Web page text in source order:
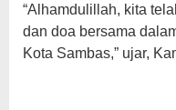
“Alhamdulillah, kita
dan doa bersama
Kota Sambas,” ujar,